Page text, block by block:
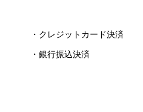
・クレジットカード決済
・銀行振込決済